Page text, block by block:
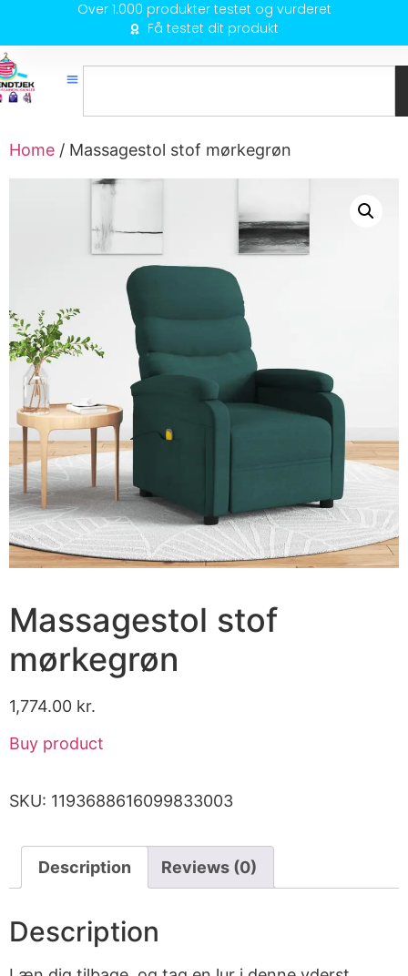
Over 1.000 produkter testet og vurderet
Få testet dit produkt
Home / Massagestol stof mørkegrøn
Massagestol stof
mørkegrøn
1,774.00 kr.
Buy product
SKU: 1193688616099833003
Description Reviews (0)
Description